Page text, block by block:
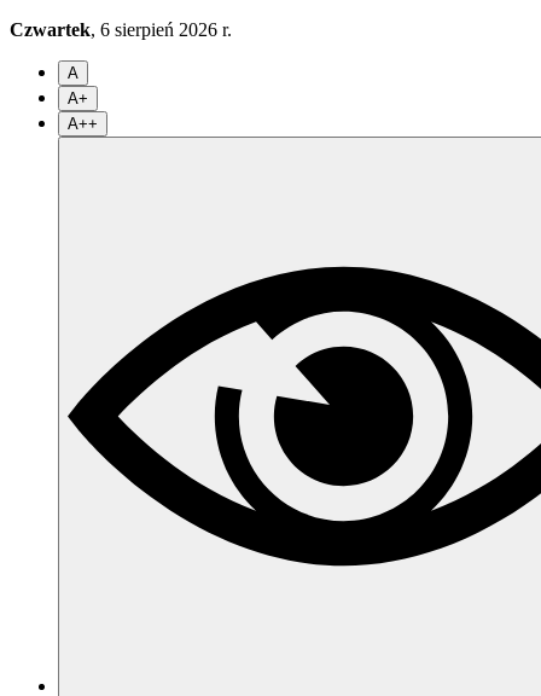
Czwartek, 6 sierpień 2026 r.
A
A+
A++